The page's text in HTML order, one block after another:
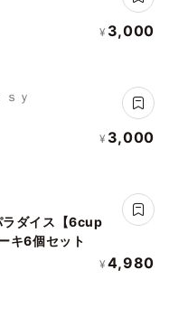
¥ 3,000
ｙ
¥ 3,000
ダイス【6cup
キ6個セット
¥ 4,980